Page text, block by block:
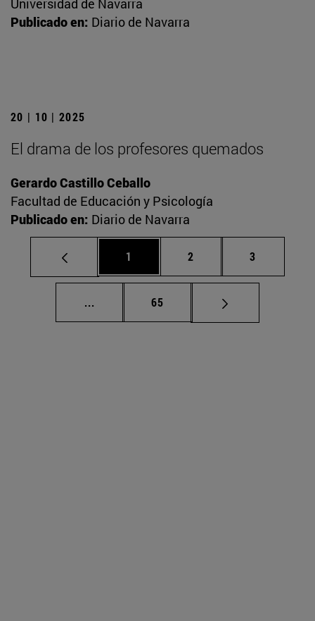
Universidad de Navarra
Publicado en: Diario de Navarra
20 | 10 | 2025
El drama de los profesores quemados
Gerardo Castillo Ceballo
Facultad de Educación y Psicología
Publicado en: Diario de Navarra
Página
1 Página
2 Página
3
... Páginas intermedias Use TAB para
Página
65